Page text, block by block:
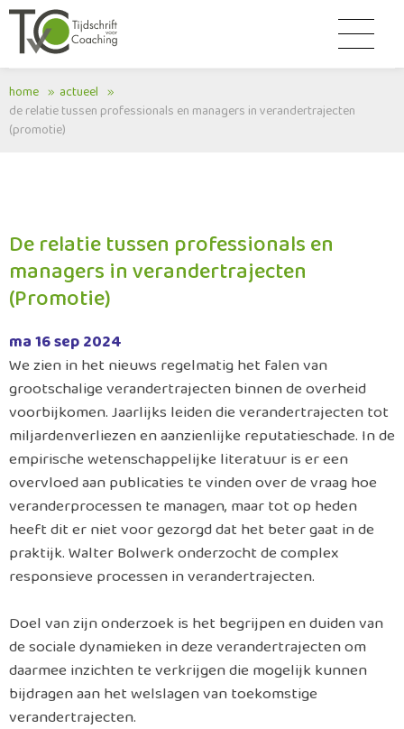
home
actueel
de relatie tussen professionals en managers in verandertrajecten
(promotie)
De relatie tussen professionals en
managers in verandertrajecten
(Promotie)
ma 16 sep 2024
We zien in het nieuws regelmatig het falen van
grootschalige verandertrajecten binnen de overheid
voorbijkomen. Jaarlijks leiden die verandertrajecten tot
miljardenverliezen en aanzienlijke reputatieschade. In de
empirische wetenschappelijke literatuur is er een
overvloed aan publicaties te vinden over de vraag hoe
veranderprocessen te managen, maar tot op heden
heeft dit er niet voor gezorgd dat het beter gaat in de
praktijk. Walter Bolwerk onderzocht de complex
responsieve processen in verandertrajecten.
Doel van zijn onderzoek is het begrijpen en duiden van
de sociale dynamieken in deze verandertrajecten om
daarmee inzichten te verkrijgen die mogelijk kunnen
bijdragen aan het welslagen van toekomstige
verandertrajecten.